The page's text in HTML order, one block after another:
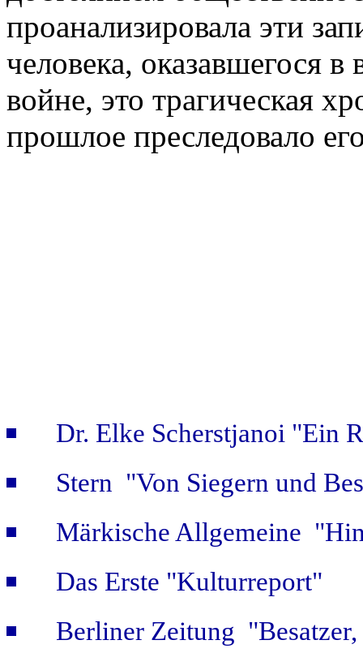
проанализировала эти
человека, оказавшегося в
войне, это трагическая
прошлое преследовало
Dr. Elke Scherstjanoi "Ein
Stern "Von Siegern und
Märkische Allgemeine
Das Erste "Kulturreport"
Berliner Zeitung